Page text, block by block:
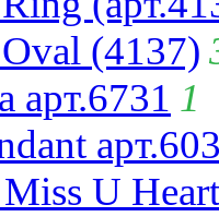
(4137)
арт.6731 1
U